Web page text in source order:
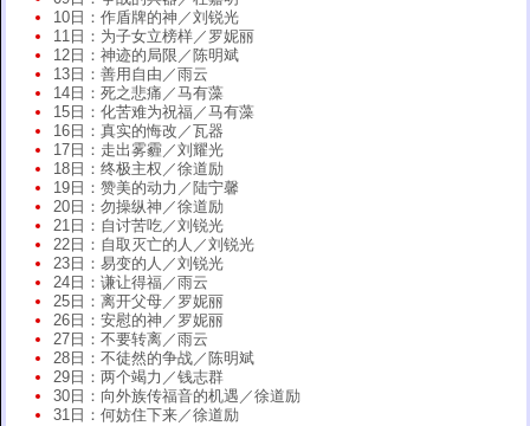
10日：作盾牌的神／刘锐光
11日：为子女立榜样／罗妮丽
12日：神迹的局限／陈明斌
13日：善用自由／雨云
14日：死之悲痛／马有藻
15日：化苦难为祝福／马有藻
16日：真实的悔改／瓦器
17日：走出雾霾／刘耀光
18日：终极主权／徐道励
19日：赞美的动力／陆宁馨
20日：勿操纵神／徐道励
21日：自讨苦吃／刘锐光
22日：自取灭亡的人／刘锐光
23日：易变的人／刘锐光
24日：谦让得福／雨云
25日：离开父母／罗妮丽
26日：安慰的神／罗妮丽
27日：不要转离／雨云
28日：不徒然的争战／陈明斌
29日：两个竭力／钱志群
30日：向外族传福音的机遇／徐道励
31日：何妨住下来／徐道励